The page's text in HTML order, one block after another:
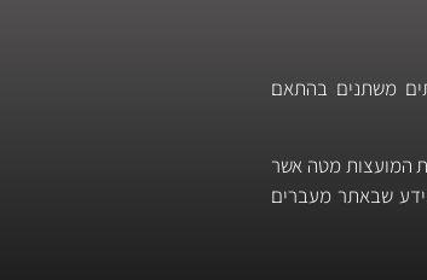
משתנים בהתאם
המועצות מטה אשר
שבאתר מעברים